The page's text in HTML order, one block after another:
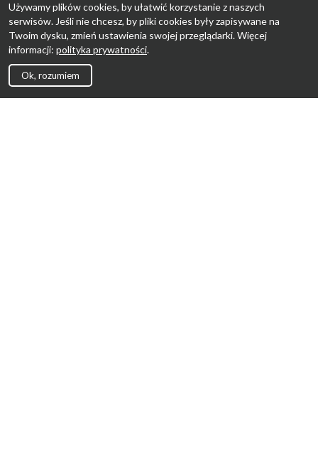
Używamy plików cookies, by ułatwić korzystanie z naszych
serwisów. Jeśli nie chcesz, by pliki cookies były zapisywane na
Twoim dysku, zmień ustawienia swojej przeglądarki. Więcej
informacji: polityka prywatności.
Ok, rozumiem